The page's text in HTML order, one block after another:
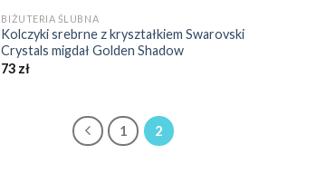
BIŻUTERIA ŚLUBNA
Kolczyki srebrne z kryształkiem Swarovski
Crystals migdał Golden Shadow
73 zł
1 2